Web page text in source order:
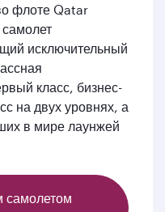
флоте Qatar
исключительный
класс, бизнес-
на двух уровнях, а
в мире лаунжей
самолетом